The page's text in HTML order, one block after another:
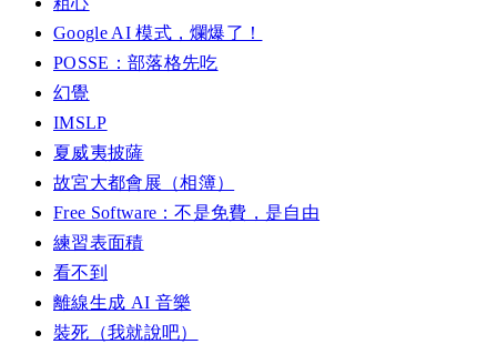
Google AI 模式，爛爆了！
POSSE：部落格先吃
幻覺
IMSLP
夏威夷披薩
故宮大都會展（相簿）
Free Software：不是免費，是自由
練習表面積
看不到
離線生成 AI 音樂
裝死（我就說吧）